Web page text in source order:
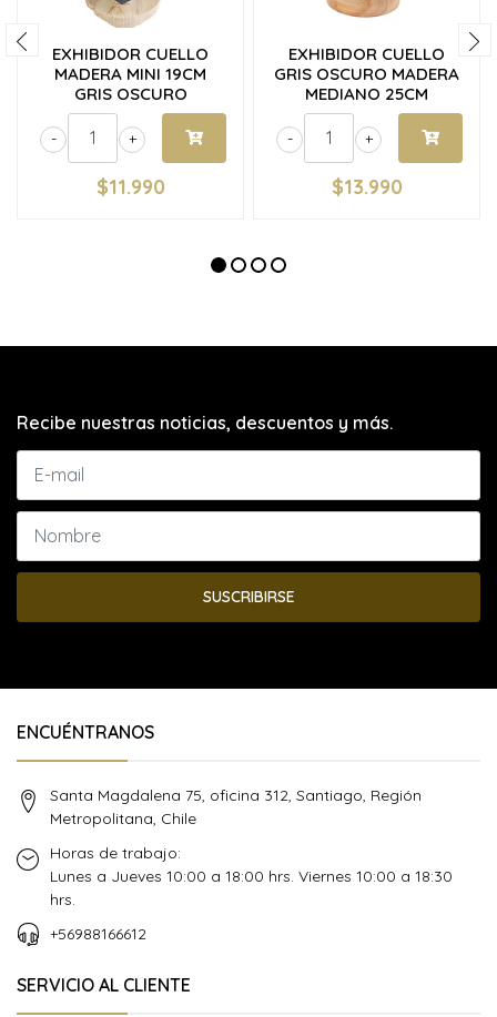
EXHIBIDOR CUELLO
MADERA MINI 19CM
GRIS OSCURO
+
-
$11.990
EXHIBIDOR CUELLO
GRIS OSCURO MADERA
MEDIANO 25CM
+
-
$13.990
Recibe nuestras noticias, descuentos y más.
SUSCRIBIRSE
ENCUÉNTRANOS
Santa Magdalena 75, oficina 312, Santiago, Región
Metropolitana, Chile
Horas de trabajo:
Lunes a Jueves 10:00 a 18:00 hrs. Viernes 10:00 a 18:30
hrs.
+56988166612
SERVICIO AL CLIENTE